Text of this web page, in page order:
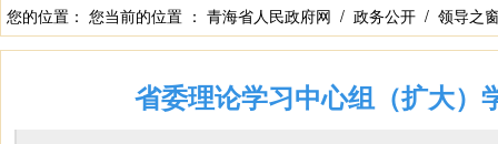
您的位置： 您当前的位置 ： 青海省人民政府网 / 政务公开 / 领导之
省委理论学习中心组（扩大）